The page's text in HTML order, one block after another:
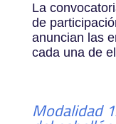
La
de
anuncian las
cada una de
Modalidad